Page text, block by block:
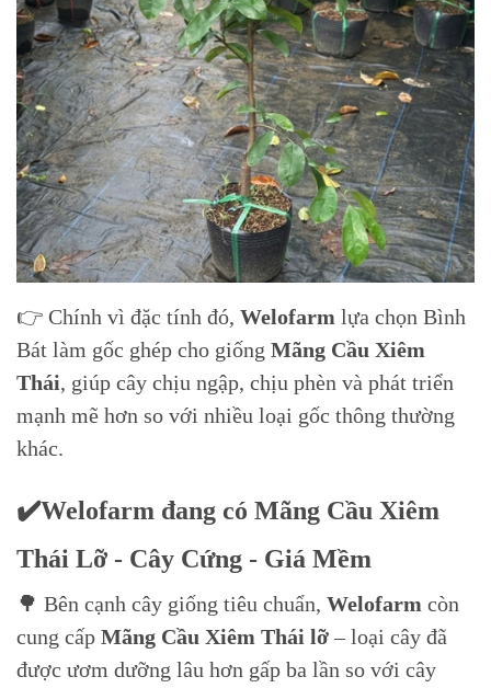
👉 Chính vì đặc tính đó, Welofarm lựa chọn Bình
Bát làm gốc ghép cho giống Mãng Cầu Xiêm
Thái, giúp cây chịu ngập, chịu phèn và phát triển
mạnh mẽ hơn so với nhiều loại gốc thông thường
khác.
✔️Welofarm đang có Mãng Cầu Xiêm
Thái Lỡ - Cây Cứng - Giá Mềm
🌳 Bên cạnh cây giống tiêu chuẩn, Welofarm còn
cung cấp Mãng Cầu Xiêm Thái lỡ– loại cây đã
được ươm dưỡng lâu hơn gấp ba lần so với cây